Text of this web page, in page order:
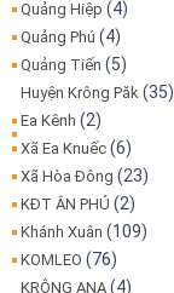
Quảng Hiệp (4)
Quảng Phú (4)
Quảng Tiến (5)
Huyện Krông Păk (35)
Ea Kênh (2)
Xã Ea Knuếc (6)
Xã Hòa Đông (23)
KĐT ÂN PHÚ (2)
Khánh Xuân (109)
KOMLEO (76)
KRÔNG ANA (4)